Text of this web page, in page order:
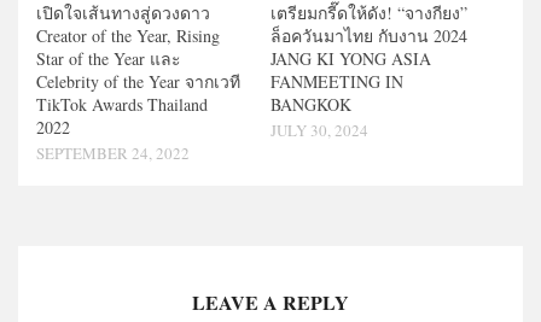
เปิดใจเส้นทางสู่ดวงดาว
Creator of the Year, Rising
Star of the Year และ
Celebrity of the Year จากเวที
TikTok Awards Thailand
2022
SEPTEMBER 24, 2022
เตรียมกรี๊ดให้ดัง! “จางกียง”
ล็อควันมาไทย กับงาน 2024
JANG KI YONG ASIA
FANMEETING IN
BANGKOK
JULY 30, 2024
LEAVE A REPLY